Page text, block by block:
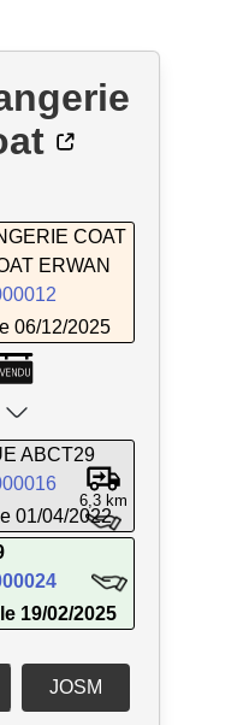
COAT
ERWAN
06/12/2025
ABCT29
01/04/2022
6,3 km
19/02/2025
JOSM